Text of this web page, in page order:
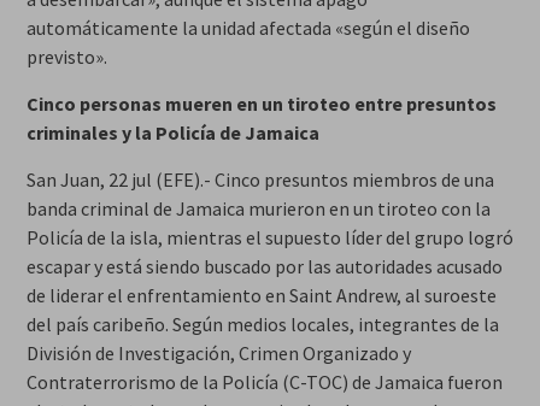
automáticamente la unidad afectada «según el diseño
previsto».
Cinco personas mueren en un tiroteo entre presuntos
criminales y la Policía de Jamaica
San Juan, 22 jul (EFE).- Cinco presuntos miembros de una
banda criminal de Jamaica murieron en un tiroteo con la
Policía de la isla, mientras el supuesto líder del grupo logró
escapar y está siendo buscado por las autoridades acusado
de liderar el enfrentamiento en Saint Andrew, al suroeste
del país caribeño. Según medios locales, integrantes de la
División de Investigación, Crimen Organizado y
Contraterrorismo de la Policía (C-TOC) de Jamaica fueron